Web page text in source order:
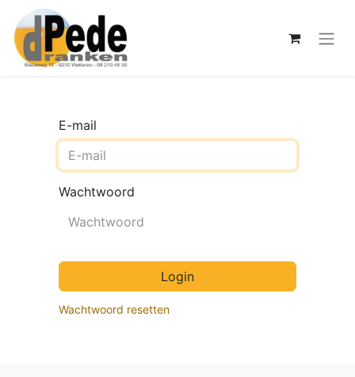
E-mail
Wachtwoord
Login
Wachtwoord resetten